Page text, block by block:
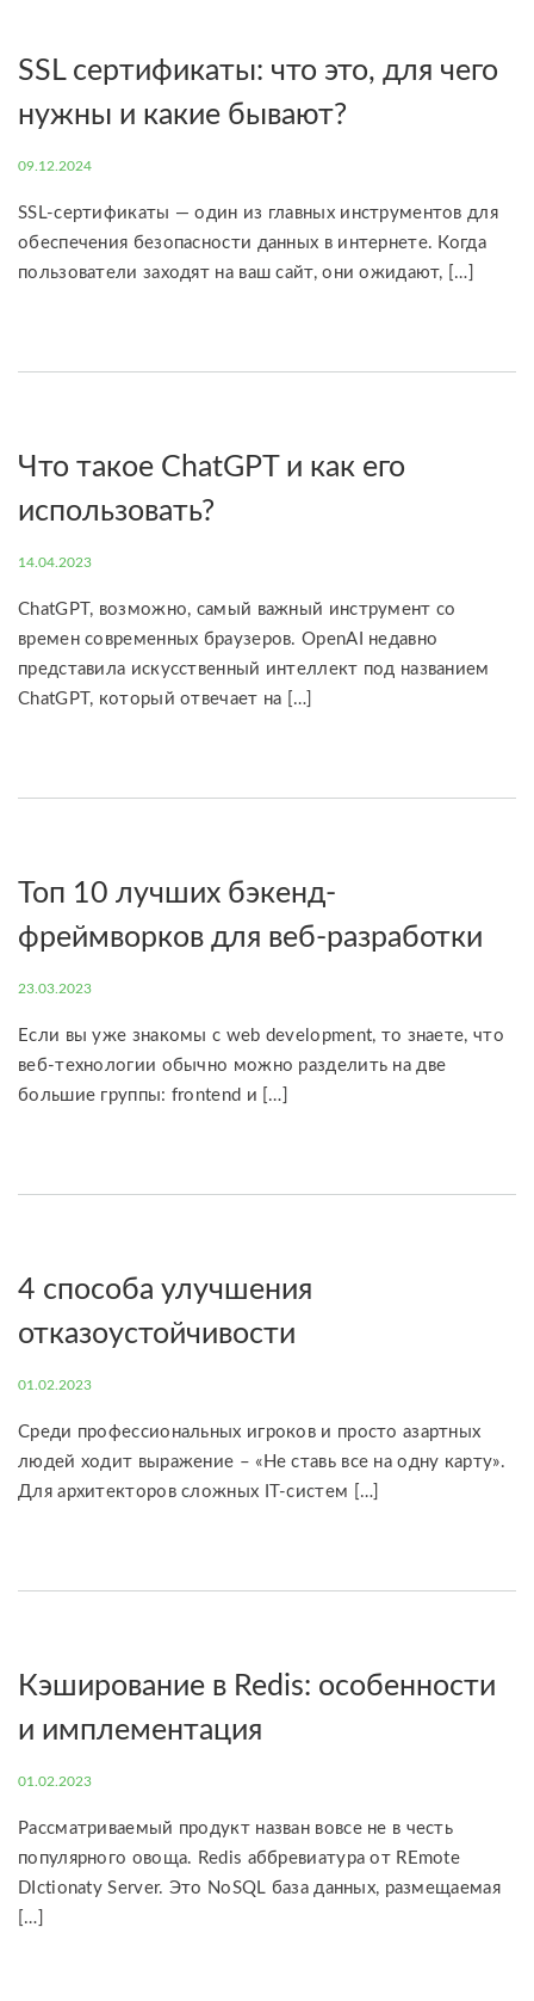
SSL сертификаты: что это, для чего
нужны и какие бывают?
09.12.2024
SSL-сертификаты — один из главных инструментов для
обеспечения безопасности данных в интернете. Когда
пользователи заходят на ваш сайт, они ожидают, […]
Что такое ChatGPT и как его
использовать?
14.04.2023
ChatGPT, возможно, самый важный инструмент со
времен современных браузеров. OpenAI недавно
представила искусственный интеллект под названием
ChatGPT, который отвечает на […]
Топ 10 лучших бэкенд-
фреймворков для веб-разработки
23.03.2023
Если вы уже знакомы с web development, то знаете, что
веб-технологии обычно можно разделить на две
большие группы: frontend и […]
4 способа улучшения
отказоустойчивости
01.02.2023
Среди профессиональных игроков и просто азартных
людей ходит выражение – «Не ставь все на одну карту».
Для архитекторов сложных IT-систем […]
Кэширование в Redis: особенности
и имплементация
01.02.2023
Рассматриваемый продукт назван вовсе не в честь
популярного овоща. Redis аббревиатура от REmote
DIctionaty Server. Это NoSQL база данных, размещаемая
[…]